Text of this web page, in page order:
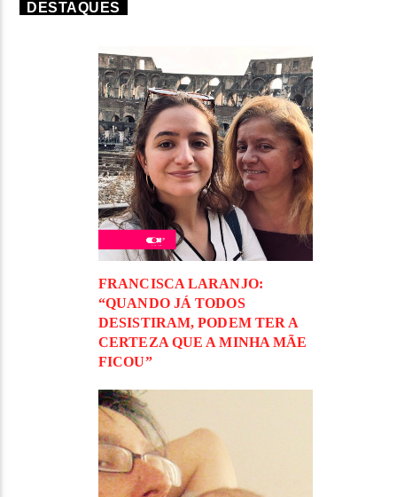
DESTAQUES
FRANCISCA LARANJO:
“QUANDO JÁ TODOS
DESISTIRAM, PODEM TER A
CERTEZA QUE A MINHA MÃE
FICOU”